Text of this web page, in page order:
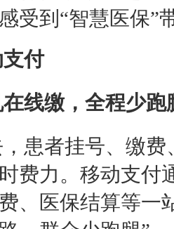
受到“智慧医保”
付
线缴，全程少跑
患者挂号、缴
费力。移动支付
、医保结算等一